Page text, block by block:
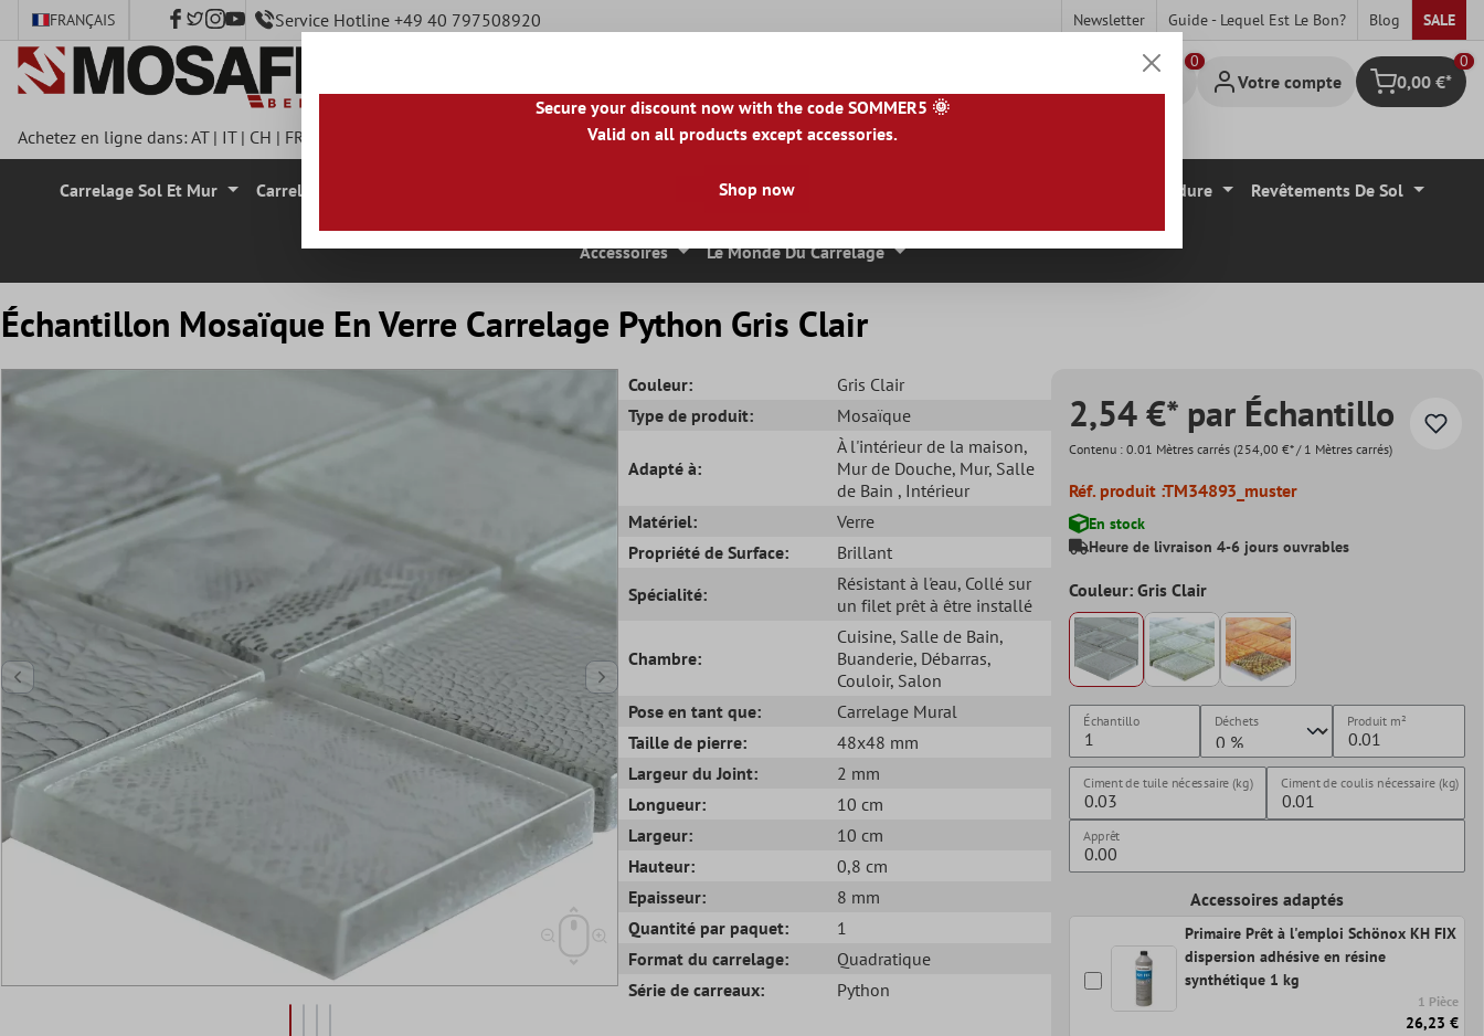
principal
FRANÇAIS Service Hotline +49 40 797508920 Newsletter Guide - Lequel Est Le Bon? Blog SALE
Votre compte Panier
0
0,00 €*
Achetez en ligne dans:AT| IT| CH | FR ES|PL|PT| FI|GR|RO|NO|HU|BG|HR
Carrelage Sol Et Mur Carrelage Mural Carreaux En Pierre Naturelle Carrelage Mural Bordure Revêtements De Sol
Accessoires Le Monde Du Carrelage
Échantillon Mosaïque En Verre Carrelage Python Gris Clair
Couleur:
Gris Clair
Type de produit:
Mosaïque
Adapté à:
À l'intérieur de la maison,
Mur de Douche, Mur, Salle
de Bain , Intérieur
Matériel:
Verre
Propriété de Surface:
Brillant
Spécialité:
Résistant à l'eau, Collé sur
un filet prêt à être installé
Chambre:
Cuisine, Salle de Bain,
Buanderie, Débarras,
Couloir, Salon
Pose en tant que:
Carrelage Mural
Taille de pierre:
48x48 mm
Largeur du Joint:
2 mm
Longueur:
10 cm
Largeur:
10 cm
Hauteur:
0,8 cm
Epaisseur:
8 mm
Quantité par paquet:
1
Format du carrelage:
Quadratique
Série de carreaux:
Python
2,54 €* par Échantillo
Contenu : 0.01 Mètres carrés (254,00 €* / 1 Mètres carrés)
Réf. produit :TM34893_muster
En stock
Heure de livraison 4-6 jours ouvrables
Couleur: Gris Clair
Échantillo Déchets Produit m²
Ciment de tuile nécessaire (kg) Ciment de coulis nécessaire (kg)
Apprêt
Accessoires adaptés
Primaire Prêt à l'emploi Schönox KH FIX
dispersion adhésive en résine
synthétique 1 kg
1 Pièce
26,23 €
Secure your discount now with the code SOMMER5 🌞
Valid on all products except accessories.
Shop now